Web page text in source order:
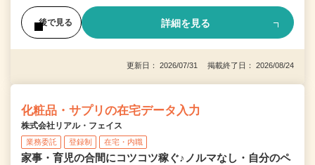
後で見る 詳細を見る
更新日： 2026/07/31 掲載終了日： 2026/08/24
化粧品・サプリの在宅データ入力
株式会社リアル・フェイス
業務委託 登録制 在宅・内職
家事・育児の合間にコツコツ稼ぐ♪ノルマなし・自分のペ